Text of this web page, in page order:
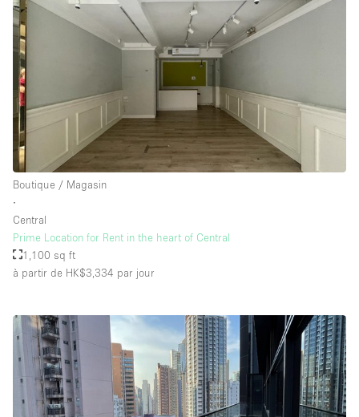
Boutique / Magasin
∙
Central
Prime Location for Rent in the heart of Central
1,100 sq ft
à partir de HK$3,334 par jour